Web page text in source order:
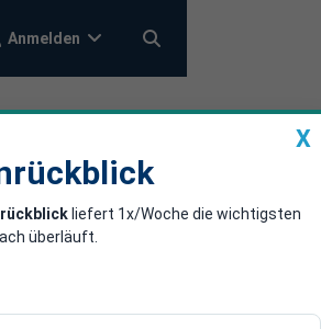
Anmelden
X
liefert 1x/Woche die wichtigsten
überläuft.